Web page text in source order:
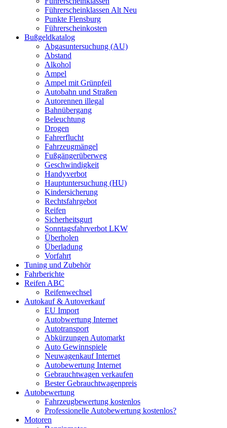
Führerscheinklassen Alt Neu
Punkte Flensburg
Führerscheinkosten
Bußgeldkatalog
Abgasuntersuchung (AU)
Abstand
Alkohol
Ampel
Ampel mit Grünpfeil
Autobahn und Straßen
Autorennen illegal
Bahnübergang
Beleuchtung
Drogen
Fahrerflucht
Fahrzeugmängel
Fußgängerüberweg
Geschwindigkeit
Handyverbot
Hauptuntersuchung (HU)
Kindersicherung
Rechtsfahrgebot
Reifen
Sicherheitsgurt
Sonntagsfahrverbot LKW
Überholen
Überladung
Vorfahrt
Tuning und Zubehör
Fahrberichte
Reifen ABC
Reifenwechsel
Autokauf & Autoverkauf
EU Import
Autobwertung Internet
Autotransport
Abkürzungen Automarkt
Auto Gewinnspiele
Neuwagenkauf Internet
Autobewertung Internet
Gebrauchtwagen verkaufen
Bester Gebrauchtwagenpreis
Autobewertung
Fahrzeugbewertung kostenlos
Professionelle Autobewertung kostenlos?
Motoren